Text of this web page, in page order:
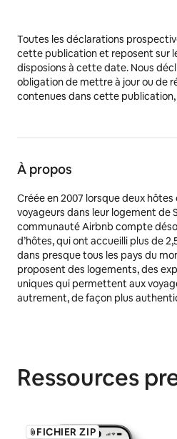
Toutes les déclarations
cette publication et reposent sur
disposions à cette date. Nous
obligation de mettre à jour ou de
contenues dans cette publication,
À propos
Créée en 2007 lorsque deux
voyageurs dans leur logement de
communauté Airbnb compte
d’hôtes, qui ont accueilli plus de
dans presque tous les pays du
proposent des logements, des
uniques qui permettent aux
autrement, de façon plus
Ressources
FICHIER ZIP